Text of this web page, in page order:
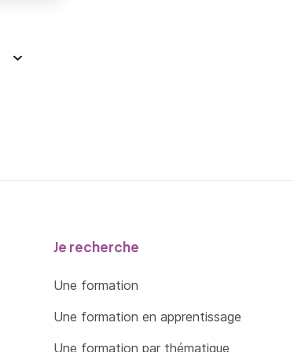
Je recherche
Une formation
Une formation en apprentissage
Une formation par thématique